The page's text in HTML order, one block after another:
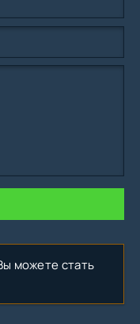
можете стать